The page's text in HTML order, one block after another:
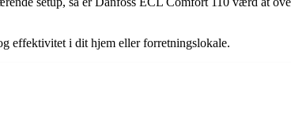
effektivitet i dit hjem eller forretningslokale.